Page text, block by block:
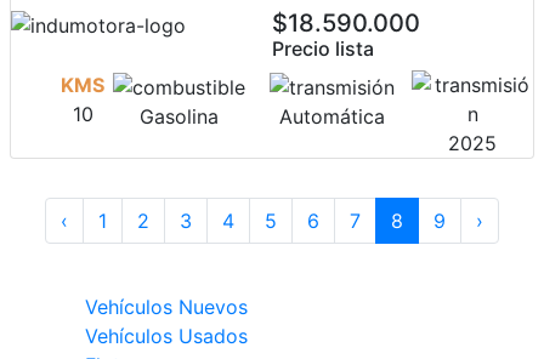
$18.590.000
Precio lista
KMS
10
Gasolina
Automática
2025
‹ 1 2 3 4 5 6 7 8 9 ›
Vehículos Nuevos
Vehículos Usados